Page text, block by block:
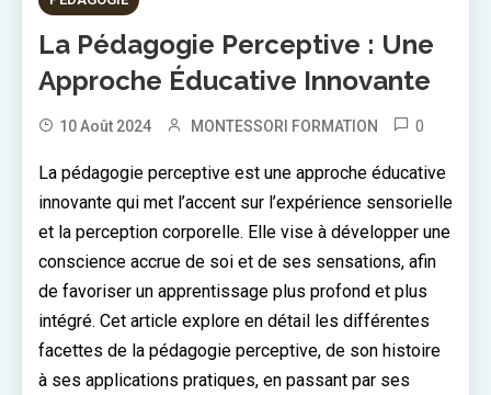
La Pédagogie Perceptive : Une
Approche Éducative Innovante
10 Août 2024 MONTESSORI FORMATION 0
La pédagogie perceptive est une approche éducative
innovante qui met l’accent sur l’expérience sensorielle
et la perception corporelle. Elle vise à développer une
conscience accrue de soi et de ses sensations, afin
de favoriser un apprentissage plus profond et plus
intégré. Cet article explore en détail les différentes
facettes de la pédagogie perceptive, de son histoire
à ses applications pratiques, en passant par ses